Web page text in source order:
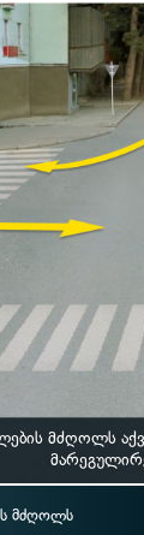
მძღოლს
მძღოლს